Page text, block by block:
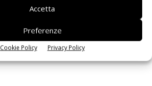
Accetta
Preferenze
Cookie Policy Privacy Policy
Componenti elettronici: la scelta che